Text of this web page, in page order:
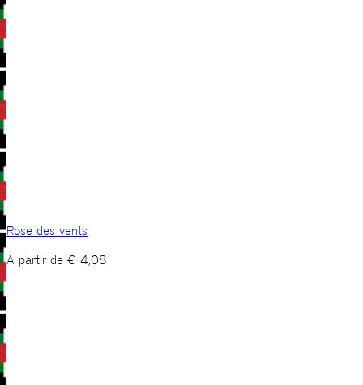
Rose des vents
A partir de € 4,08